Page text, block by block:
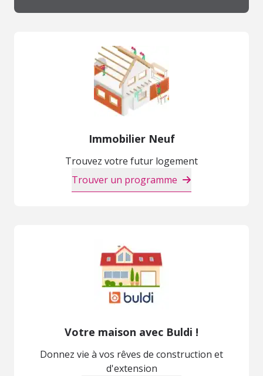
Immobilier Neuf
Trouvez votre futur logement
Trouver un programme
Votre maison avec Buldi !
Donnez vie à vos rêves de construction et
d'extension